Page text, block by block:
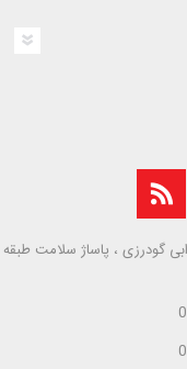
گودرزی ، پاساژ سلامت طبقه